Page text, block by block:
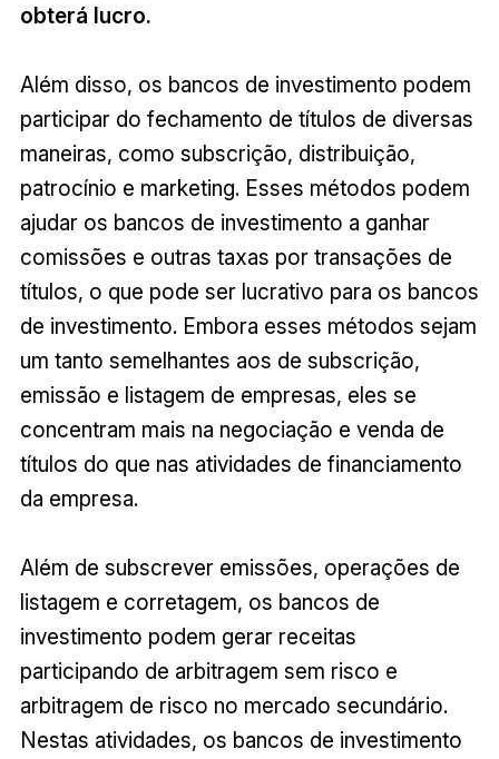
obterá lucro.
Além disso, os bancos de investimento podem
participar do fechamento de títulos de diversas
maneiras, como subscrição, distribuição,
patrocínio e marketing. Esses métodos podem
ajudar os bancos de investimento a ganhar
comissões e outras taxas por transações de
títulos, o que pode ser lucrativo para os bancos
de investimento. Embora esses métodos sejam
um tanto semelhantes aos de subscrição,
emissão e listagem de empresas, eles se
concentram mais na negociação e venda de
títulos do que nas atividades de financiamento
da empresa.
Além de subscrever emissões, operações de
listagem e corretagem, os bancos de
investimento podem gerar receitas
participando de arbitragem sem risco e
arbitragem de risco no mercado secundário.
Nestas atividades, os bancos de investimento